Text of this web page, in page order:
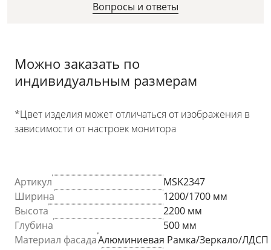
Вопросы и ответы
Можно заказать по
индивидуальным размерам
*Цвет изделия может отличаться от изображения в
зависимости от настроек монитора
Артикул
MSK2347
Ширина
1200/1700 мм
Высота
2200 мм
Глубина
500 мм
Материал фасадаАлюминиевая Рамка/Зеркало/ЛДСП